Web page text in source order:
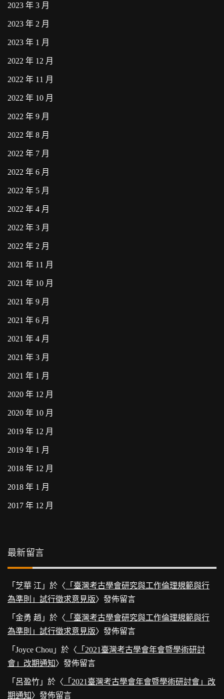
2023 年 3 月
2023 年 2 月
2023 年 1 月
2022 年 12 月
2022 年 11 月
2022 年 10 月
2022 年 9 月
2022 年 8 月
2022 年 7 月
2022 年 6 月
2022 年 5 月
2022 年 4 月
2022 年 3 月
2022 年 2 月
2021 年 11 月
2021 年 10 月
2021 年 9 月
2021 年 6 月
2021 年 4 月
2021 年 3 月
2021 年 1 月
2020 年 12 月
2020 年 10 月
2019 年 12 月
2019 年 1 月
2018 年 12 月
2018 年 1 月
2017 年 12 月
最新留言
「 芝華 江 」於〈 「臺灣考古學會研究與工作倫理規範與行
為準則」試行徵求意見版〉發佈留言
「 金勇 趙 」於〈 「臺灣考古學會研究與工作倫理規範與行
為準則」試行徵求意見版〉發佈留言
「 Joyce Chou 」於〈 「2021臺灣考古學會年會暨學術研討
會」改期通知〉發佈留言
「 呂盈竹 」於〈 「2021臺灣考古學會年會暨學術研討會」改
期通知〉發佈留言